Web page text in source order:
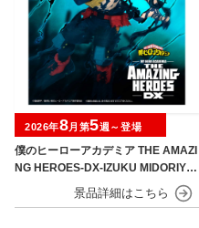
僕のヒーローアカデミア THE AMAZI
NG HEROES-DX-IZUKU MIDORIYA
OVERLAY Ⅱ
2026年8月第5週～登場